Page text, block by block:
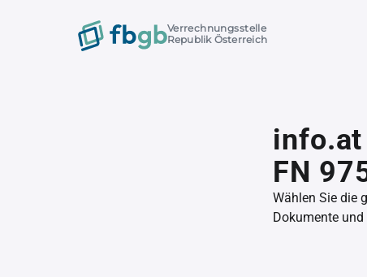
Verrechnungsstelle
Republik Österreich
info.at
FN
Wählen Sie die
Dokumente